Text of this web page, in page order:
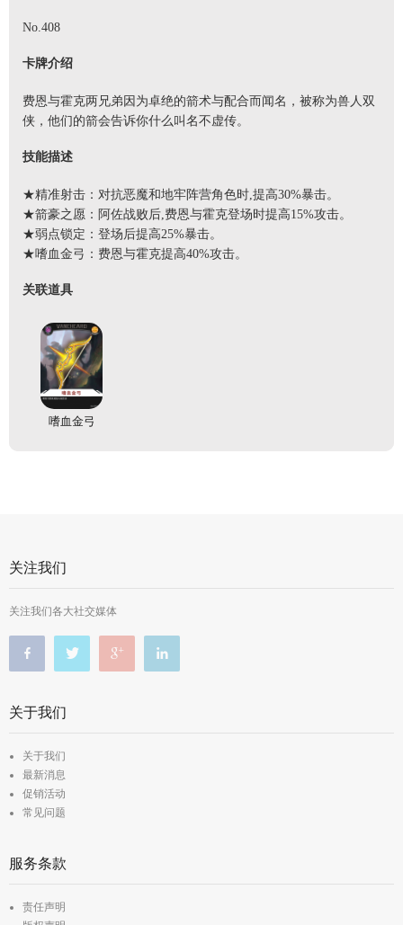
No.408
卡牌介绍
费恩与霍克两兄弟因为卓绝的箭术与配合而闻名，被称为兽人双
侠，他们的箭会告诉你什么叫名不虚传。
技能描述
★精准射击：对抗恶魔和地牢阵营角色时,提高30%暴击。
★箭豪之愿：阿佐战败后,费恩与霍克登场时提高15%攻击。
★弱点锁定：登场后提高25%暴击。
★嗜血金弓：费恩与霍克提高40%攻击。
关联道具
嗜血金弓
关注我们
关注我们各大社交媒体
关于我们
关于我们
最新消息
促销活动
常见问题
服务条款
责任声明